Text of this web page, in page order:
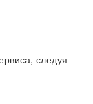
следуя